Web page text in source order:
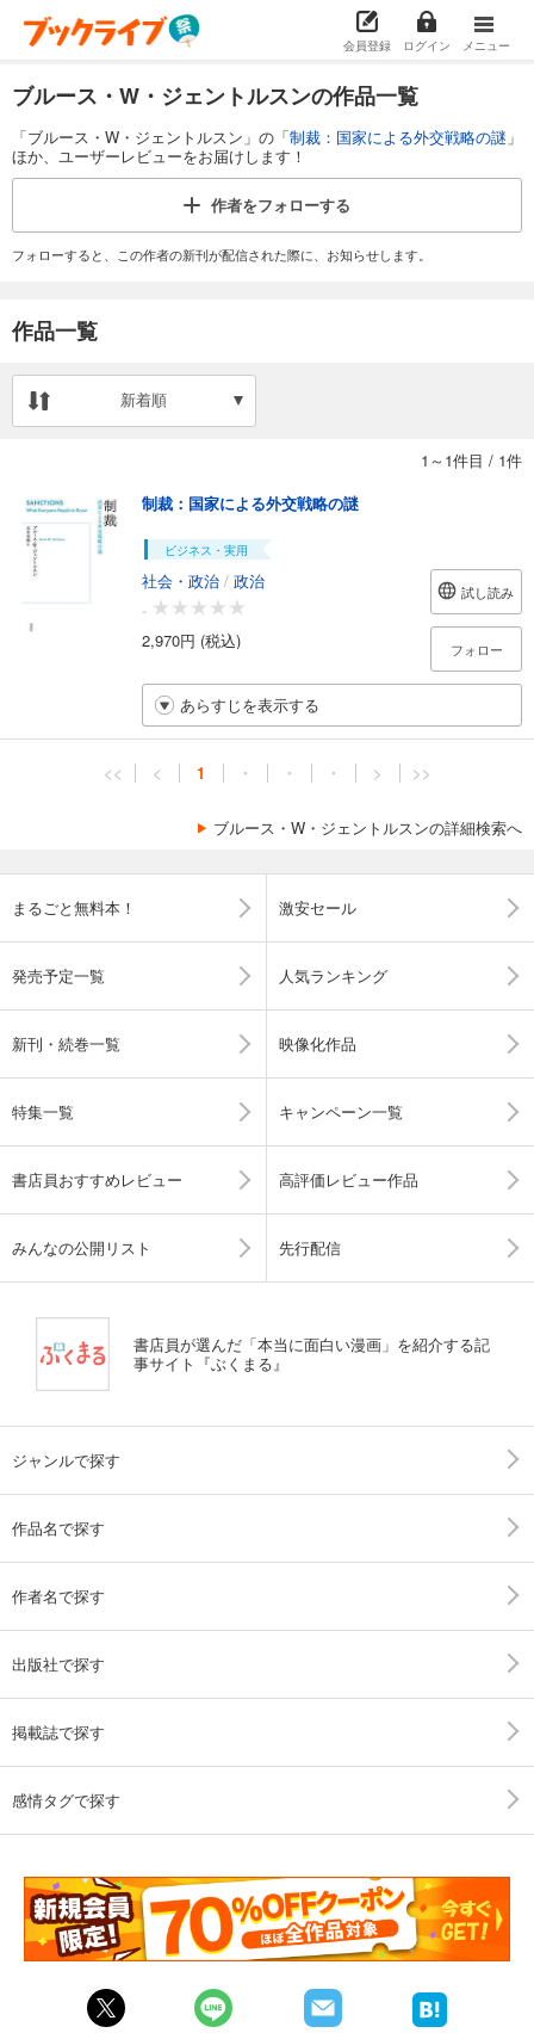
会員登録 ログイン メニュー
ブルース・W・ジェントルスンの作品一覧
「ブルース・W・ジェントルスン」の「制裁：国家による外交戦略の謎 」
ほか、ユーザーレビューをお届けします！
作者をフォローする
フォローすると、この作者の新刊が配信された際に、お知らせします。
作品一覧
新着順
1～1件目 / 1件
制裁：国家による外交戦略の謎
ビジネス・実用
社会・政治 / 政治
-
2,970円 (税込)
試し読み
フォロー
あらすじを表示する
<< < 1 ・ ・ ・ > >>
ブルース・W・ジェントルスンの詳細検索へ
まるごと無料本！ 激安セール
発売予定一覧 人気ランキング
新刊・続巻一覧 映像化作品
特集一覧 キャンペーン一覧
書店員おすすめレビュー 高評価レビュー作品
みんなの公開リスト 先行配信
書店員が選んだ「本当に面白い漫画」を紹介する記
事サイト『ぶくまる』
ジャンルで探す
作品名で探す
作者名で探す
出版社で探す
掲載誌で探す
感情タグで探す